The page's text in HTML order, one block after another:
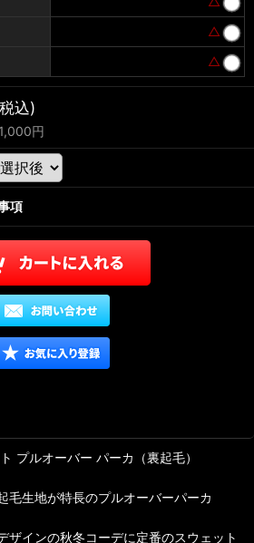
△
△
込)
円
項
プルオーバー パーカ（裏起毛）
毛生地が特長のプルオーバーパーカ
ザインの秋冬コーデに定番のスウェット